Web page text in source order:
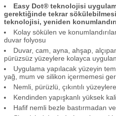
Easy Dot® teknolojisi
gerektiğinde tekrar
teknolojisi, yeniden
Kolay sökülen ve
duvar folyosu
Duvar, cam, ayna, ahşap,
pürüzsüz yüzeylere kolayca
Uygulama yapılacak yüzeyin
yağ, mum ve silikon içermemesi
Nemli, pürüzlü, çıkıntılı
Kendinden yapışkanlı yüksek
Hafif nemli bezle bastırmadan